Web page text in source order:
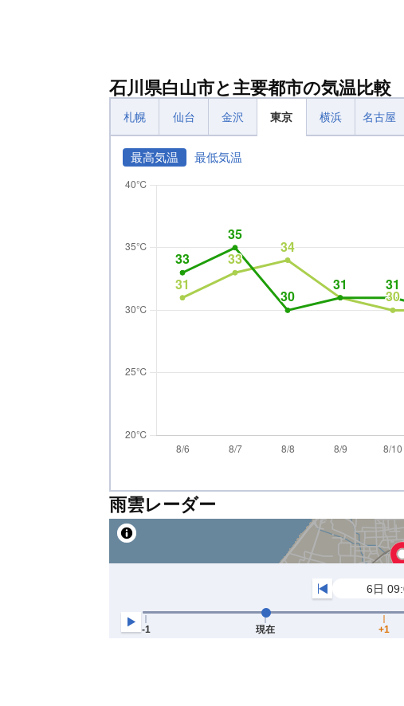
石川県白山市と主要都市の気温比較
札幌 仙台 金沢 東京 横浜 名古屋
最高気温 最低気温
雨雲レーダー